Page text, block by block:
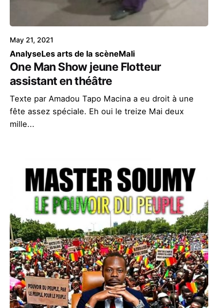
May 21, 2021
AnalyseLes arts de la scèneMali
One Man Show jeune Flotteur
assistant en théâtre
Texte par Amadou Tapo Macina a eu droit à une
fête assez spéciale. Eh oui le treize Mai deux
mille...